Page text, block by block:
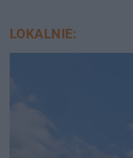
LOKALNIE: